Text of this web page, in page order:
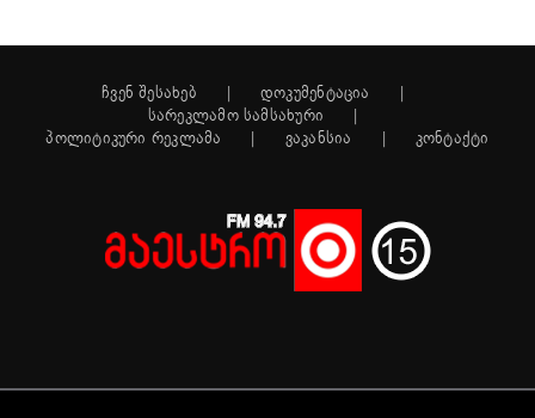
ჩვენ შესახებ
დოკუმენტაცია
სარეკლამო სამსახური
პოლიტიკური რეკლამა
ვაკანსია კონტაქტი